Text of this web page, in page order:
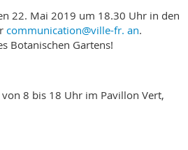
22. Mai 2019 um 18.30 Uhr in den
communication@ville-fr. an.
Botanischen Gartens!
8 bis 18 Uhr im Pavillon Vert,